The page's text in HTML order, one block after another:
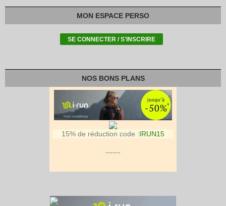
MON ESPACE PERSO
NOS BONS PLANS
15% de réduction code :IRUN15
------